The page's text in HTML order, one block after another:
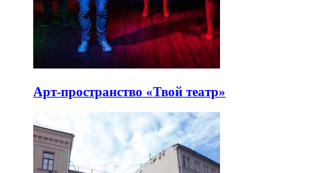
Арт-пространство «Твой театр»